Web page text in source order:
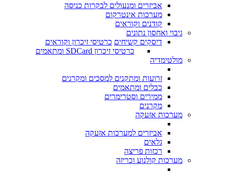
אביזרים ומנעולים לבקרות כניסה
מערכות אינטרקום
קודנים וקוראים
גיבוי ואחסון נתונים
דיסקים קשיחים כרטיסי זיכרון וקוראים
כרטיסי זיכרון SDCard ומתאמים
מולטימדיה
זרועות ומתקנים למסכים ומקרנים
כבלים ומתאמים
ממירים וסטרימרים
מקרנים
מערכות אזעקה
אביזרים למערכות אזעקה
גלאים
רכזות פריצה
מערכות קולנוע וכריזה